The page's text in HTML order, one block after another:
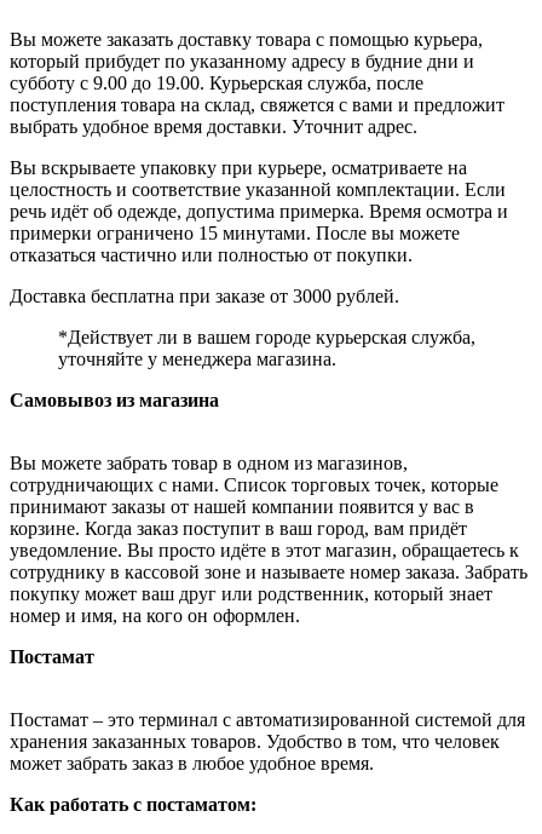
Вы можете заказать доставку товара с помощью курьера,
который прибудет по указанному адресу в будние дни и
субботу с 9.00 до 19.00. Курьерская служба, после
поступления товара на склад, свяжется с вами и предложит
выбрать удобное время доставки. Уточнит адрес.
Вы вскрываете упаковку при курьере, осматриваете на
целостность и соответствие указанной комплектации. Если
речь идёт об одежде, допустима примерка. Время осмотра и
примерки ограничено 15 минутами. После вы можете
отказаться частично или полностью от покупки.
Доставка бесплатна при заказе от 3000 рублей.
*Действует ли в вашем городе курьерская служба,
уточняйте у менеджера магазина.
Самовывоз из магазина
Вы можете забрать товар в одном из магазинов,
сотрудничающих с нами. Список торговых точек, которые
принимают заказы от нашей компании появится у вас в
корзине. Когда заказ поступит в ваш город, вам придёт
уведомление. Вы просто идёте в этот магазин, обращаетесь к
сотруднику в кассовой зоне и называете номер заказа. Забрать
покупку может ваш друг или родственник, который знает
номер и имя, на кого он оформлен.
Постамат
Постамат – это терминал с автоматизированной системой для
хранения заказанных товаров. Удобство в том, что человек
может забрать заказ в любое удобное время.
Как работать с постаматом: